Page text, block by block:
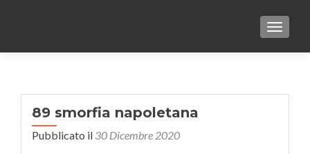
89 smorfia napoletana
Pubblicato il 30 Dicembre 2020